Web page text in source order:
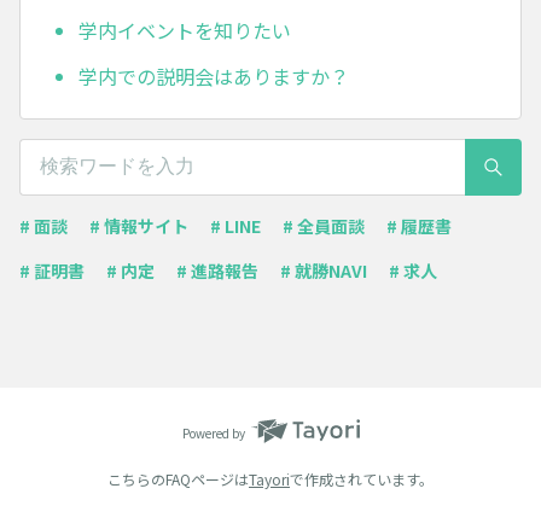
学内イベントを知りたい
学内での説明会はありますか？
# 面談 # 情報サイト # LINE # 全員面談
# 履歴書
# 証明書
# 内定 # 進路報告 # 就勝NAVI # 求人
Powered by
こちらのFAQページはTayoriで作成されています。